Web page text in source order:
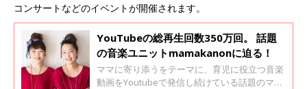
コンサートなどのイベントが開催されます。
YouTubeの総再生回数350万回。 話題
の音楽ユニットmamakanonに迫る！
ママに寄り添うをテーマに、育児に役立つ音楽
動画をYoutubeで発信し続けている話題のママ